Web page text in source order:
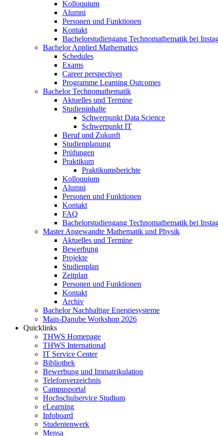
Kolloquium
Alumni
Personen und Funktionen
Kontakt
Bachelorstudiengang Technomathematik bei
Bachelor Applied Mathematics
Schedules
Exams
Career perspectives
Programme Learning Outcomes
Bachelor Technomathematik
Aktuelles und Termine
Studieninhalte
Schwerpunkt Data Science
Schwerpunkt IT
Beruf und Zukunft
Studienplanung
Prüfungen
Praktikum
Praktikumsberichte
Kolloquium
Alumni
Personen und Funktionen
Kontakt
FAQ
Bachelorstudiengang Technomathematik bei
Master Angewandte Mathematik und Physik
Aktuelles und Termine
Bewerbung
Projekte
Studienplan
Zeitplan
Personen und Funktionen
Kontakt
Archiv
Bachelor Nachhaltige Energiesysteme
Main-Danube Workshop 2026
Quicklinks
THWS Homepage
THWS International
IT Service Center
Bibliothek
Bewerbung und Immatrikulation
Telefonverzeichnis
Campusportal
Hochschulservice Studium
eLearning
Infoboard
Studentenwerk
Mensa